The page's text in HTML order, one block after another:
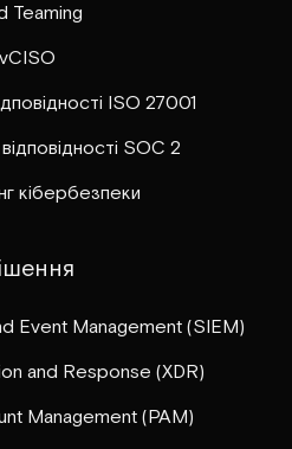
Teaming
vCISO
ISO 27001
SOC 2
кібербезпеки
Event Management (SIEM)
and Response (XDR)
Management (PAM)